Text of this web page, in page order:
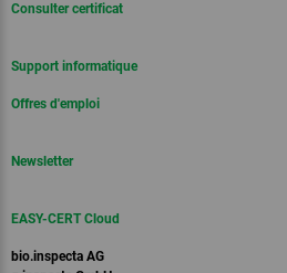
Consulter certificat
Support informatique
Offres d'emploi
Newsletter
EASY-CERT Cloud
bio.inspecta AG